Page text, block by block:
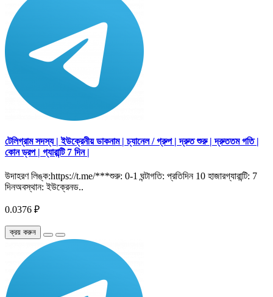
টেলিগ্রাম সদস্য | ইউক্রেনীয় ডাকনাম | চ্যানেল / গ্রুপ | দ্রুত শুরু | দ্রুততম গতি |
কোন ড্রপ | গ্যারান্টি 7 দিন |
উদাহরণ লিঙ্ক:https://t.me/***শুরু: 0-1 ঘন্টাগতি: প্রতিদিন 10 হাজারগ্যারান্টি: 7
দিনঅবস্থান: ইউক্রেনড..
0.0376 ₽
ক্রয় করুন